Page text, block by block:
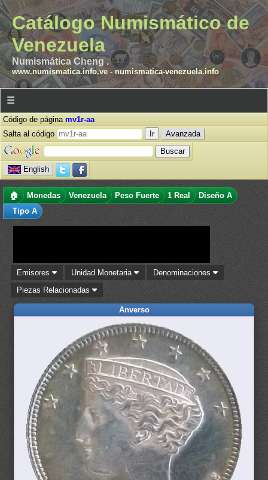
Catálogo Numismático de
Venezuela
Numismática Cheng .
www.numismatica.info.ve- numismatica-venezuela.info
☰
Código de página mv1r-aa
Salta al código
Avanzada
English
🏠 Monedas Venezuela Peso Fuerte 1 Real
Diseño A
Tipo A
Emisores Unidad Monetaria
Denominaciones
Piezas Relacionadas
Anverso